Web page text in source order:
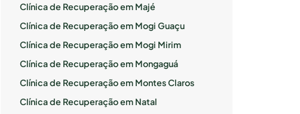
Clínica de Recuperação em Majé
Clínica de Recuperação em Mogi Guaçu
Clínica de Recuperação em Mogi Mirim
Clínica de Recuperação em Mongaguá
Clínica de Recuperação em Montes Claros
Clínica de Recuperação em Natal